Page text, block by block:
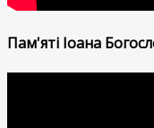
Пам'яті Іоана